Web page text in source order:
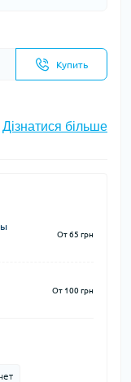
Купить
Дізнатися більше
От 65 грн
От 100 грн